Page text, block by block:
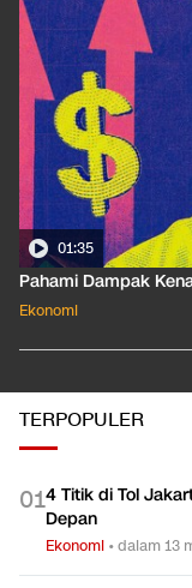
01:35
Pahami Dampak
Ekonomi
TERPOPULER
014 Titik di Tol
Depan
Ekonomi •dalam 13